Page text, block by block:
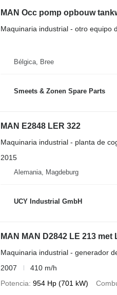
MAN Occ pomp opbouw
Maquinaria industrial - otro equipo
Bélgica, Bree
Smeets & Zonen Spare Parts
MAN E2848 LER 322
Maquinaria industrial - planta de
2015
Alemania, Magdeburg
UCY Industrial GmbH
MAN MAN D2842 LE 213
Maquinaria industrial - generador
2007
410 m/h
Potencia 954 Hp (701 kW)